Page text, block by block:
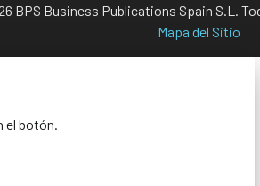
BPS Business Publications Spain S.L.
Mapa del Sitio
el botón.